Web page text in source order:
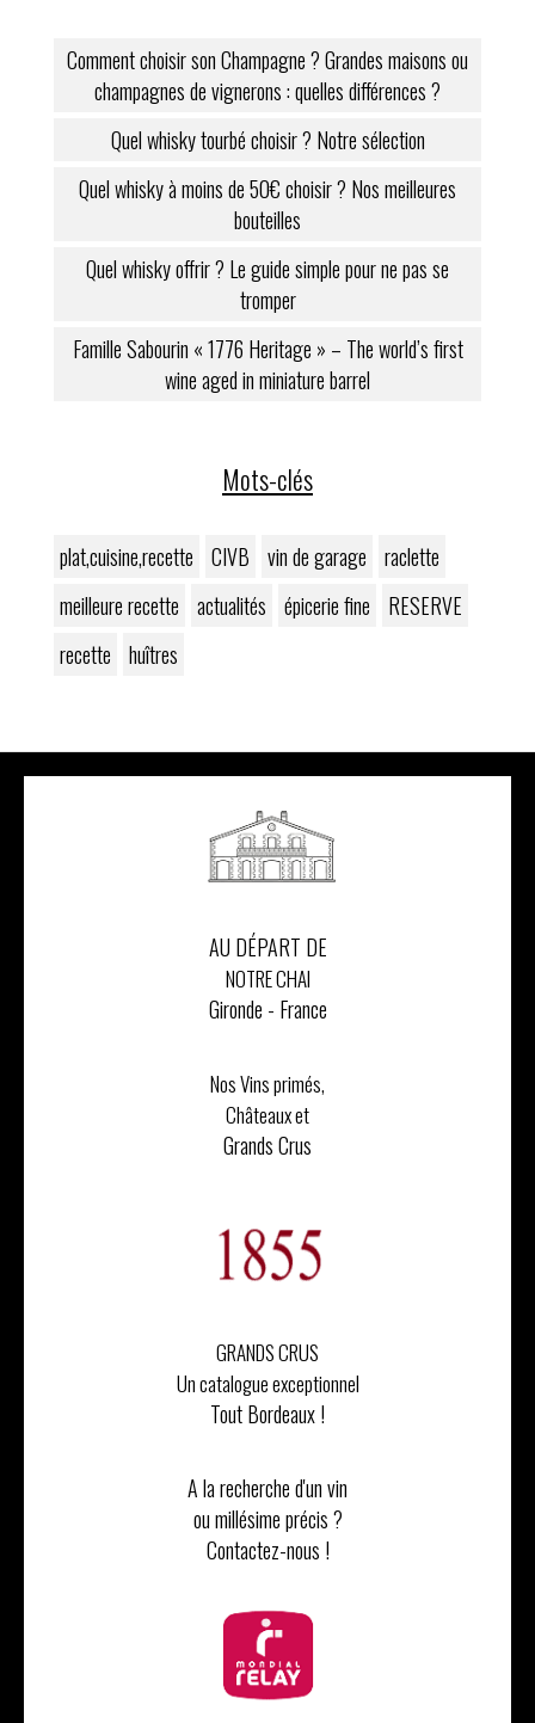
Comment choisir son Champagne ? Grandes maisons ou
champagnes de vignerons : quelles différences ?
Quel whisky tourbé choisir ? Notre sélection
Quel whisky à moins de 50€ choisir ? Nos meilleures
bouteilles
Quel whisky offrir ? Le guide simple pour ne pas se
tromper
Famille Sabourin « 1776 Heritage » – The world’s first
wine aged in miniature barrel
Mots-clés
plat,cuisine,recette CIVB vin de garage
raclette
meilleure recette
actualités épicerie fine
RESERVE
recette
huîtres
AU DÉPART DE
NOTRE CHAI
Gironde - France
Nos Vins primés,
Châteaux et
Grands Crus
GRANDS CRUS
Un catalogue exceptionnel
Tout Bordeaux !
A la recherche d'un vin
ou millésime précis ?
Contactez-nous !